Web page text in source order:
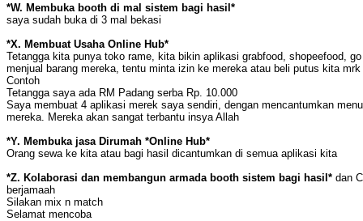
*W. Membuka booth di mal sistem bagi hasil*
saya sudah buka di 3 mal bekasi
*X. Membuat Usaha Online Hub*
Tetangga kita punya toko rame, kita bikin aplikasi grabfood, shopeefood,
menjual barang mereka, tentu minta izin ke mereka atau beli putus kita
Contoh
Tetangga saya ada RM Padang serba Rp. 10.000
Saya membuat 4 aplikasi merek saya sendiri, dengan mencantumkan
mereka. Mereka akan sangat terbantu insya Allah
*Y. Membuka jasa Dirumah *Online Hub*
Orang sewa ke kita atau bagi hasil dicantumkan di semua aplikasi kita
*Z. Kolaborasi dan membangun armada booth sistem bagi hasil* dan
berjamaah
Silakan mix n match
Selamat mencoba